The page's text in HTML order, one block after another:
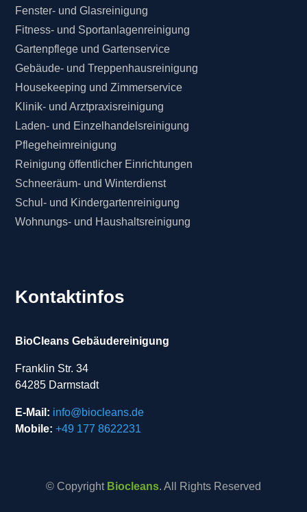
Fenster- und Glasreinigung
Fitness- und Sportanlagenreinigung
Gartenpflege und Gartenservice
Gebäude- und Treppenhausreinigung
Housekeeping und Zimmerservice
Klinik- und Arztpraxisreinigung
Laden- und Einzelhandelsreinigung
Pflegeheimreinigung
Reinigung öffentlicher Einrichtungen
Schneeräum- und Winterdienst
Schul- und Kindergartenreinigung
Wohnungs- und Haushaltsreinigung
Kontaktinfos
BioCleans Gebäudereinigung
Franklin Str. 34
64285 Darmstadt
E-Mail: info@biocleans.de
Mobile: +49 177 8622231
© Copyright Biocleans. All Rights Reserved